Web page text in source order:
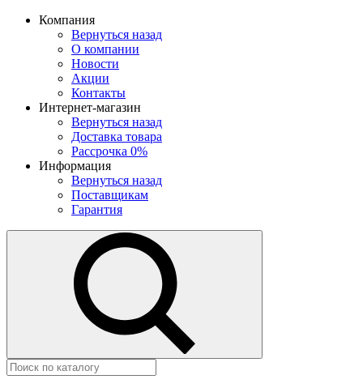
Компания
Вернуться назад
О компании
Новости
Акции
Контакты
Интернет-магазин
Вернуться назад
Доставка товара
Рассрочка 0%
Информация
Вернуться назад
Поставщикам
Гарантия